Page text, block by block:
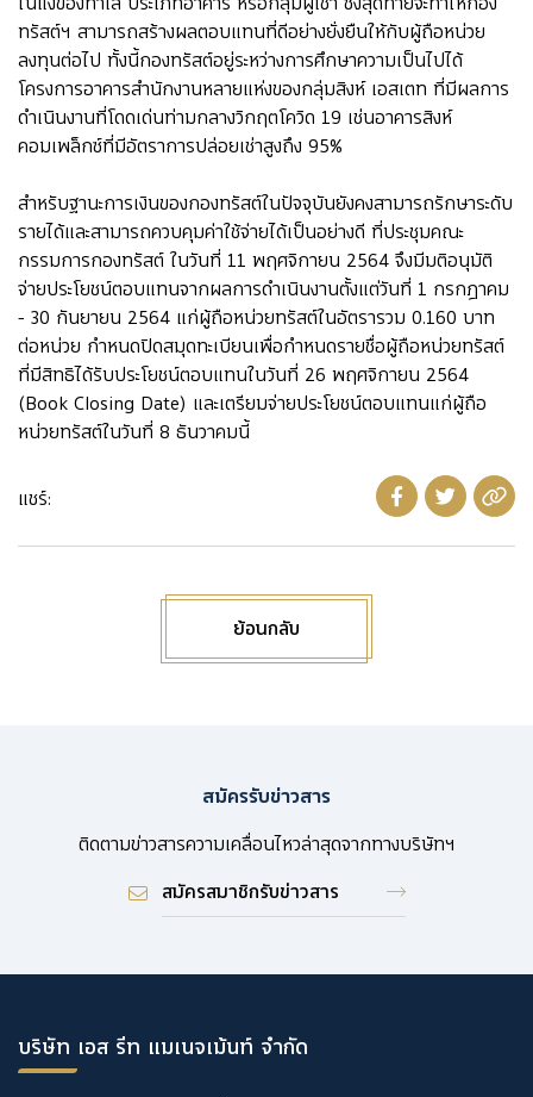
ทรัสต์ฯ สามารถสร้างผลตอบแทนที่ดีอย่างยั่งยืนให้กับผู้ถือหน่วย
ลงทุนต่อไป ทั้งนี้กองทรัสต์อยู่ระหว่างการศึกษาความเป็นไปได้
โครงการอาคารสำนักงานหลายแห่งของกลุ่มสิงห์ เอสเตท ที่มีผลการ
ดำเนินงานที่โดดเด่นท่ามกลางวิกฤตโควิด 19 เช่นอาคารสิงห์
คอมเพล็กซ์ที่มีอัตราการปล่อยเช่าสูงถึง 95%
สำหรับฐานะการเงินของกองทรัสต์ในปัจจุบันยังคงสามารถรักษาระดับ
รายได้และสามารถควบคุมค่าใช้จ่ายได้เป็นอย่างดี ที่ประชุมคณะ
กรรมการกองทรัสต์ ในวันที่ 11 พฤศจิกายน 2564 จึงมีมติอนุมัติ
จ่ายประโยชน์ตอบแทนจากผลการดำเนินงานตั้งแต่วันที่ 1 กรกฎาคม
- 30 กันยายน 2564 แก่ผู้ถือหน่วยทรัสต์ในอัตรารวม 0.160 บาท
ต่อหน่วย กำหนดปิดสมุดทะเบียนเพื่อกำหนดรายชื่อผู้ถือหน่วยทรัสต์
ที่มีสิทธิได้รับประโยชน์ตอบแทนในวันที่ 26 พฤศจิกายน 2564
(Book Closing Date) และเตรียมจ่ายประโยชน์ตอบแทนแก่ผู้ถือ
หน่วยทรัสต์ในวันที่ 8 ธันวาคมนี้
แชร์:
ย้อนกลับ
สมัครรับข่าวสาร
ติดตามข่าวสารความเคลื่อนไหวล่าสุดจากทางบริษัทฯ
สมัครสมาชิกรับข่าวสาร
บริษัท เอส รีท แมเนจเม้นท์ จำกัด